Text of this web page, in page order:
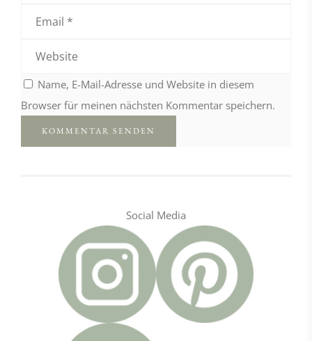
Name, E-Mail-Adresse und Website in diesem
Browser für meinen nächsten Kommentar speichern.
Social Media